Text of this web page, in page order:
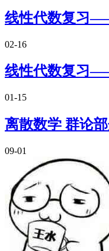
线性代数复习
02-16
线性代数复习
01-15
离散数学 群论
09-01